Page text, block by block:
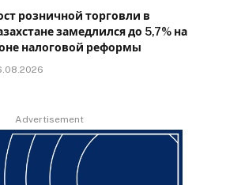
розничной торговли в
замедлился до 5,7% на
налоговой реформы
Advertisement